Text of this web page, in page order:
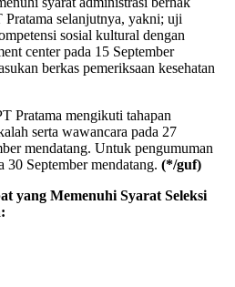
Pratama selanjutnya, yakni; uji
sosial kultural dengan
center pada 15 September
berkas pemeriksaan kesehatan
Pratama mengikuti tahapan
serta wawancara pada 27
mendatang. Untuk pengumuman
30 September mendatang. (*/guf)
yang Memenuhi Syarat Seleksi